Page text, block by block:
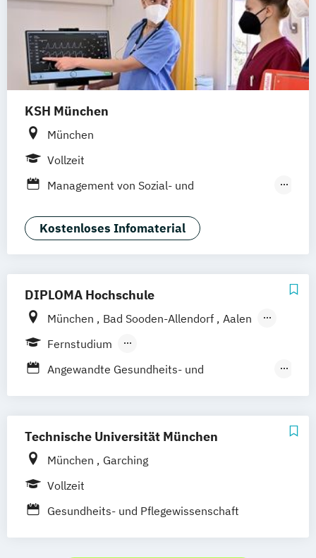
KSH München
München
Vollzeit
Management von Sozial- und
Pflegepädagogik
Pflegewissenschaft - Innovative
Kostenloses Infomaterial
DIPLOMA Hochschule
München Bad Sooden-Allendorf
Aalen
Baden-Baden
Heilbronn Kassel Leipzig Mannheim
Bochum Kaiserslautern Wiesbaden
Regenstauf Dresden Hoyerswerda
Magdeburg Ostfildern
Schwentinental / Kiel
Fernstudium
Berufsbegleitendes Präsenzstudium
Angewandte Gesundheits- und
Gesundheitsmanagement
Heil­pädagogik und Inklusive Pädagogik
Komplementäre Heilverfahren in der
Technische Universität München
München
Garching
Vollzeit
Gesundheits- und Pflegewissenschaft